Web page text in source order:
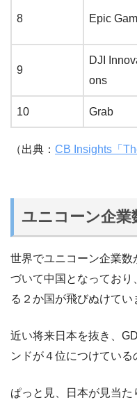
8 Epic
9
DJI
ons
10 Grab
（出典： CB Insights「
ユニコーン企
世界でユニコーン企業
づいて中国となってお
る２か国が飛びぬけてい
近い将来日本を抜き、
ンドが４位につけている
ぱっと見、日本が見当